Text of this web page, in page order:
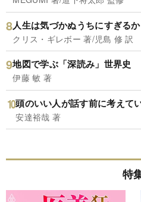
人生は気づかぬうちにすぎるか
クリス・ギレボー 著/児島 修 訳
地図で学ぶ「深読み」世界史
伊藤 敏 著
頭のいい人が話す前に考えて
安達裕哉 著
特